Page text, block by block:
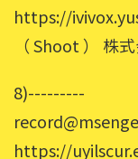
https://
（ Shoot ） 株
8)---------
https://